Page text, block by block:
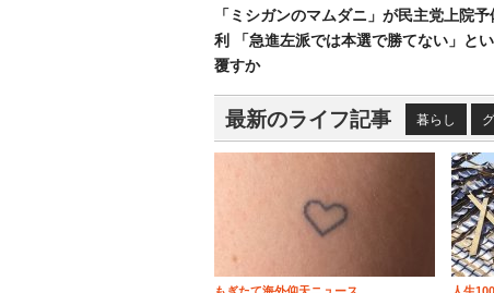
「ミシガンのマムダニ」が民主党上院
利 「急進左派では本選で勝てない」と
覆すか
最新のライフ記事 暮らし